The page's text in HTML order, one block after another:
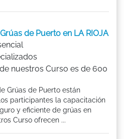
de Puerto en LA RIOJA
nuestros Curso es de 600
Grúas de Puerto están
participantes la capacitación
y eficiente de grúas en
Curso ofrecen ...